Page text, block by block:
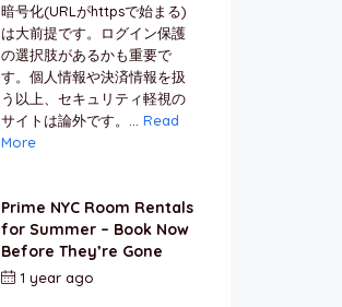
暗号化(URLがhttpsで始まる)
は大前提です。ログイン保護
の選択肢があるかも重要で
す。個人情報や決済情報を扱
う以上、セキュリティ軽視の
サイトは論外です。... Read
More
Prime NYC Room Rentals
for Summer – Book Now
Before They’re Gone
1 year ago